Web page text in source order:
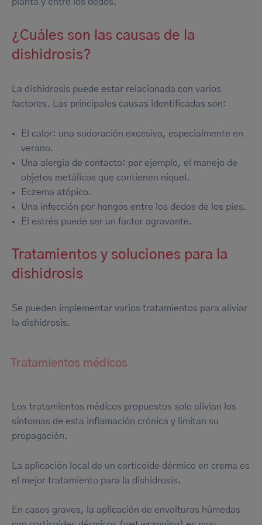
planta y entre los dedos.
¿Cuáles son las causas de la
dishidrosis?
La dishidrosis puede estar relacionada con varios
factores. Las principales causas identificadas son:
El calor: una sudoración excesiva, especialmente en
verano.
Una alergia de contacto: por ejemplo, el manejo de
objetos metálicos que contienen níquel.
Eczema atópico.
Una infección por hongos entre los dedos de los pies.
El estrés puede ser un factor agravante.
Tratamientos y soluciones para la
dishidrosis
Se pueden implementar varios tratamientos para aliviar
la dishidrosis.
Tratamientos médicos
Los tratamientos médicos propuestos solo alivian los
síntomas de esta inflamación crónica y limitan su
propagación.
La aplicación local de un corticoide dérmico en crema es
el mejor tratamiento para la dishidrosis.
En casos graves, la aplicación de envolturas húmedas